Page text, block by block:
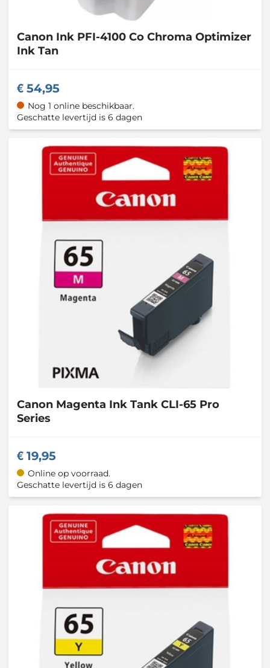
Canon Ink PFI-4100 Co Chroma Optimizer
Ink Tan
54,95
Nog 1 online beschikbaar.
Geschatte levertijd is 6 dagen
Canon Magenta Ink Tank CLI-65 Pro
Series
19,95
Online op voorraad.
Geschatte levertijd is 6 dagen